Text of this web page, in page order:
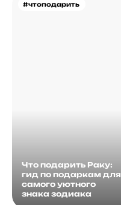
#чтоподарить
Что подарить Раку:
гид по подаркам для
самого уютного
знака зодиака